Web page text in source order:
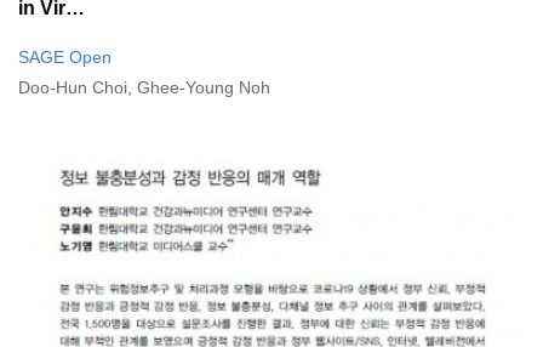
in Vir…
SAGE Open
Doo-Hun Choi, Ghee-Young Noh